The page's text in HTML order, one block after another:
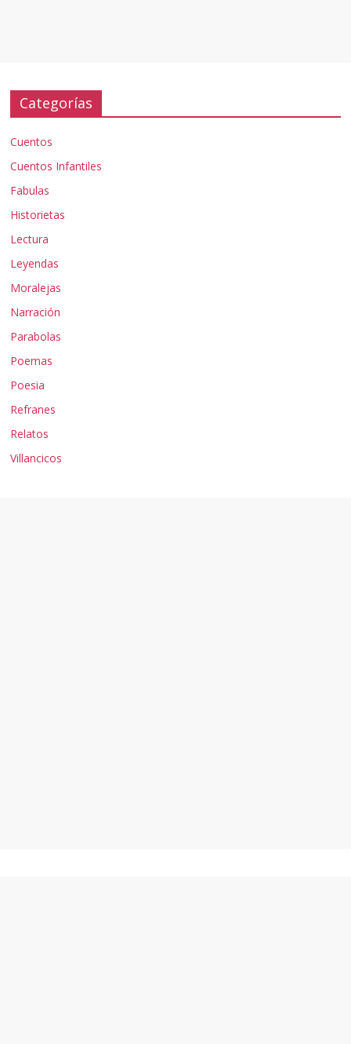
Categorías
Cuentos
Cuentos Infantiles
Fabulas
Historietas
Lectura
Leyendas
Moralejas
Narración
Parabolas
Poemas
Poesia
Refranes
Relatos
Villancicos